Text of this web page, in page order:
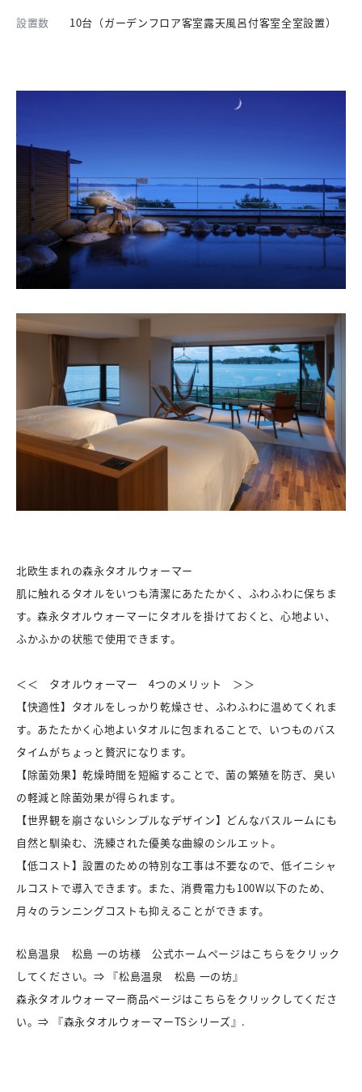
設置数
10台（ガーデンフロア客室露天風呂付客室全室設置）
北欧生まれの森永タオルウォーマー
肌に触れるタオルをいつも清潔にあたたかく、ふわふわに保ちま
す。森永タオルウォーマーにタオルを掛けておくと、心地よい、
ふかふかの状態で使用できます。
＜＜ タオルウォーマー 4つのメリット ＞＞
【快適性】タオルをしっかり乾燥させ、ふわふわに温めてくれま
す。あたたかく心地よいタオルに包まれることで、いつものバス
タイムがちょっと贅沢になります。
【除菌効果】乾燥時間を短縮することで、菌の繁殖を防ぎ、臭い
の軽減と除菌効果が得られます。
【世界観を崩さないシンプルなデザイン】どんなバスルームにも
自然と馴染む、洗練された優美な曲線のシルエット。
【低コスト】設置のための特別な工事は不要なので、低イニシャ
ルコストで導入できます。また、消費電力も100W以下のため、
月々のランニングコストも抑えることができます。
松島温泉 松島 一の坊様 公式ホームページはこちらをクリック
してください。⇒ 『松島温泉 松島 一の坊』
森永タオルウォーマー商品ページはこちらをクリックしてくださ
い。⇒
『森永タオルウォーマーTSシリーズ』 .